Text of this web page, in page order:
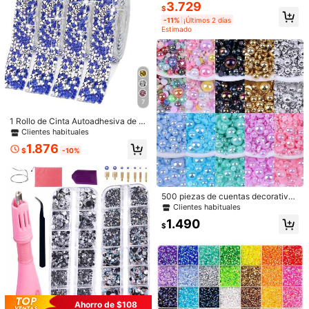
يجنننننننننننننننننننننن
a***u Tipo de Estilo: 13*18mm 20 piezas / Color: Violeta claro siete colores
リピートです！写真の通りです。
Útil(0)
m***y Tipo de Estilo: 13*18mm 20 piezas / Color: Cinco colores
veryyyyyyyyyyyyyyyyyy niceeeeeeeeeeeeeeeeeeeeeeeee
Útil(0)
m***9
Excepcionalmenteperfeitas
Detalles Del Producto
Material: Cristal Artificial
4,95 2.6K Seguidores
4,95 2.6K Seguidores
7
1 Rollo de Cinta Autoadhesiva de S
trass Azul AB DIY, Tira de Strass D
Cristal de Diamante, Strass Brillant
o de Fotos, Manualidades, Tela, Co
che, Ropa, Botella, Pastel, Teléfon
o, Decoración de Cumpleaños y Bo
da
Clientes habituales
$1.876 -10%
Ahorro de $108
hacer joyas DIY para textiles y pren
das de vestir del hogar
$3.729
-11% ¡Últimos 2 días
Estimado
500 piezas de cuentas decorativas
planas falsas de perla de 6 mm de c
brimiento AB, adecuadas para estu
anualidades, decoración de zapato
s DIY
Clientes habituales
$1.490